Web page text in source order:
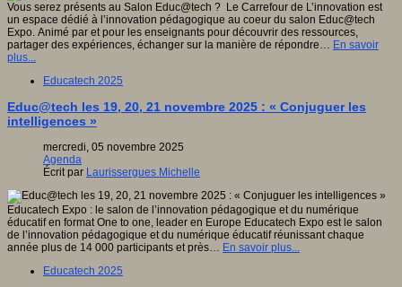
Vous serez présents au Salon Educ@tech ? Le Carrefour de L’innovation est
un espace dédié à l’innovation pédagogique au coeur du salon Educ@tech
Expo. Animé par et pour les enseignants pour découvrir des ressources,
partager des expériences, échanger sur la manière de répondre… En savoir
plus...
Educatech 2025
Educ@tech les 19, 20, 21 novembre 2025 : « Conjuguer les
intelligences »
mercredi, 05 novembre 2025
Agenda
Écrit par Laurissergues Michelle
Educatech Expo : le salon de l’innovation pédagogique et du numérique
éducatif en format One to one, leader en Europe Educatech Expo est le salon
de l’innovation pédagogique et du numérique éducatif réunissant chaque
année plus de 14 000 participants et près… En savoir plus...
Educatech 2025